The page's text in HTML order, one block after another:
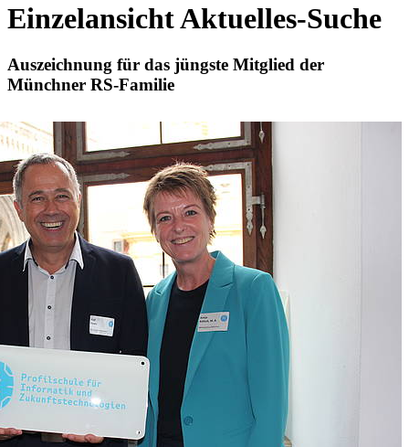
Einzelansicht Aktuelles-Suche
Auszeichnung für das jüngste Mitglied der
Münchner RS-Familie